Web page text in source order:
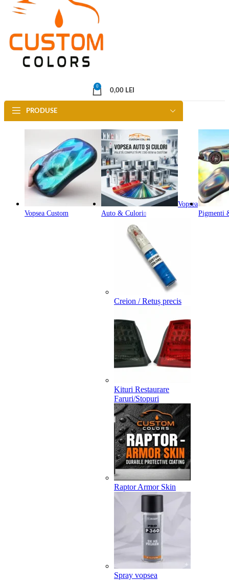
0
0,00 LEI
PRODUSE
Vopsea Custom
Vopsea
Auto & Culori
Creion / Retuș precis
Kituri Restaurare
Faruri/Stopuri
Raptor Armor Skin
Spray vopsea
Pigmenti